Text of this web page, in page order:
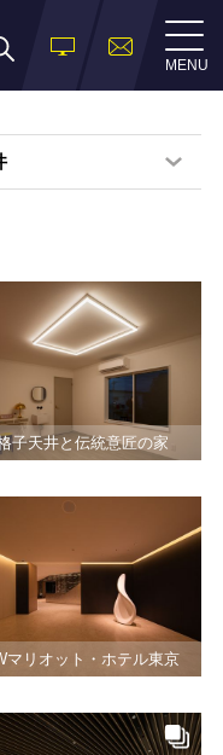
MENU
子天井と伝統意匠の家
マリオット・ホテル東京